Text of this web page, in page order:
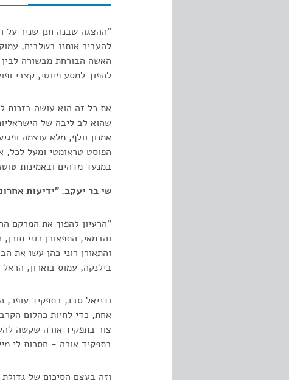
"ההצגה שבנה חנן שניר על
להעביר אותנו בשלבים,
האשה הבורחת מבשורה לבין
להפוך למסע פיוטי, קצבי
את כל זה הוא עושה בזכות
שהוא לב ליבה של
אמנון וולף, מלא עוצמה
הפוסט טראומטי ומעל
במנעד מדהים ובאמינות
שי בר יעקב. "ידיעות אחרונות".
"הרעיון להפוך את המרקם
והבמאי, התפאורן רוני
והתאורן רוני כהן עשו את
בילנקה, עמוס בוארון, הראל
ודניאל סבג, בתפקיד עופר,
אחת, כדי לחיות כהלום
צור בתפקיד אורה שקשה
בתפקיד אורה - חסרות לי
וזה בעצם הסיכום של